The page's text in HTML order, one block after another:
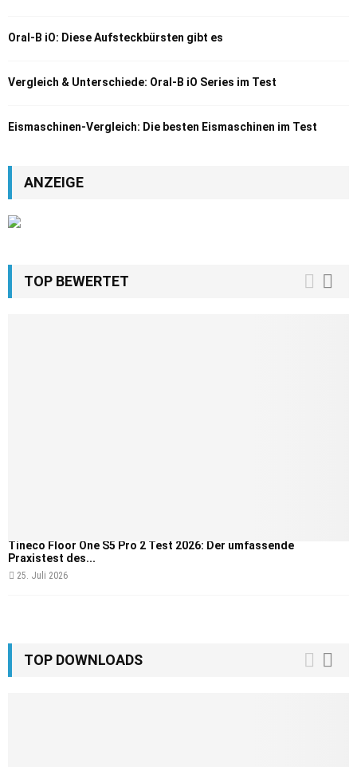
Oral-B iO: Diese Aufsteckbürsten gibt es
Vergleich & Unterschiede: Oral-B iO Series im Test
Eismaschinen-Vergleich: Die besten Eismaschinen im Test
ANZEIGE
TOP BEWERTET
Tineco Floor One S5 Pro 2 Test 2026: Der umfassende
Praxistest des...
25. Juli 2026
TOP DOWNLOADS